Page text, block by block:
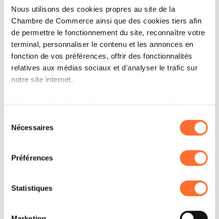
Nous utilisons des cookies propres au site de la
Chambre de Commerce ainsi que des cookies tiers afin
de permettre le fonctionnement du site, reconnaître votre
terminal, personnaliser le contenu et les annonces en
fonction de vos préférences, offrir des fonctionnalités
relatives aux médias sociaux et d'analyser le trafic sur
notre site internet.
Grâce au présent bandeau, vous pouvez accepter,
à l’exception des cookies strictement nécessaires au
fonctionnement du site. Une description des différents
cookies est accessible sous l’onglet « Détails » ci-
dessus.
Il est précisé que la navigation sur le site et certaines
fonctionnalités (ex : lecture de vidéos, partage sur les
Nécessaires
Préférences
Statistiques
APEX GROUP SUPPORTS THE
RESONANCE HOUSING
PATHWAYS FUND WITH
DEPOSITARY SERVICES
LIRE